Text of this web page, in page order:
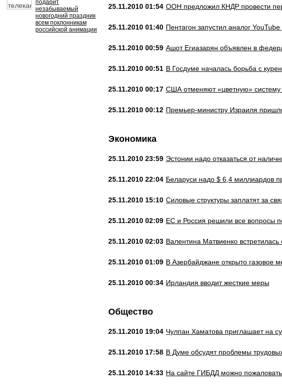
подарит
незабываемый
новогодний праздник
всем поклонникам
российской анимации
25.11.2010 01:54 ООН предложил КНДР провести
25.11.2010 01:40 Пентагон запустил аналог
25.11.2010 00:59 Ашот Егиазарян объявлен в
25.11.2010 00:51 В Госдуме началась борьба с
25.11.2010 00:17 США отменяют «цветную» систему
25.11.2010 00:12 Премьер-министру Израиля
Экономика
25.11.2010 23:59 Эстонии надо отказаться от
25.11.2010 22:04 Беларуси надо $ 6,4 миллиардов
25.11.2010 15:10 Силовые структуры заплатят за
25.11.2010 02:09 ЕС и Россия решили все вопросы
25.11.2010 02:03 Валентина Матвиенко
25.11.2010 01:09 В Азербайджане открыто газовое
25.11.2010 00:34 Ирландия вводит жесткие меры
Общество
25.11.2010 19:04 Чулпан Хаматова приглашает на
25.11.2010 17:58 В Думе обсудят проблемы
25.11.2010 14:33 На сайте ГИБДД можно